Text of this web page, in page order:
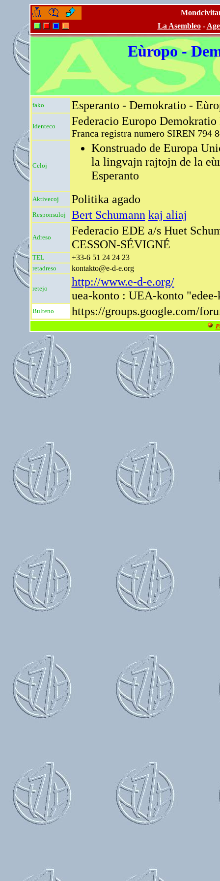
La Asembleo-
Eùropo -
fako Esperanto - Demokratio -
Identeco Federacio Europo
Franca registra numero SIREN 794
Celoj
Konstruado de Europa
la lingvajn rajtojn de la
Esperanto
Aktivecoj Politika agado
Responsuloj Bert Schumann kaj aliaj
Adreso
Federacio EDE a/s Huet
CESSON-SÉVIGNÉ
TEL +33-6 51 24 24 23
retadreso kontakto@e-d-e.org
retejo
http://www.e-d-e.org/
uea-konto : UEA-konto
Bulteno https://groups.google.com/